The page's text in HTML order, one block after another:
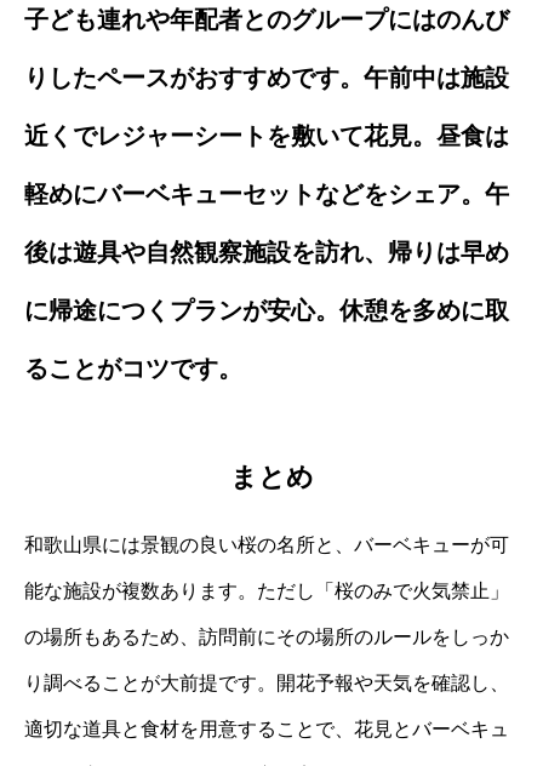
子ども連れや年配者とのグループにはのんび
りしたペースがおすすめです。午前中は施設
近くでレジャーシートを敷いて花見。昼食は
軽めにバーベキューセットなどをシェア。午
後は遊具や自然観察施設を訪れ、帰りは早め
に帰途につくプランが安心。休憩を多めに取
ることがコツです。
まとめ
和歌山県には景観の良い桜の名所と、バーベキューが可
能な施設が複数あります。ただし「桜のみで火気禁止」
の場所もあるため、訪問前にその場所のルールをしっか
り調べることが大前提です。開花予報や天気を確認し、
適切な道具と食材を用意することで、花見とバーベキュ